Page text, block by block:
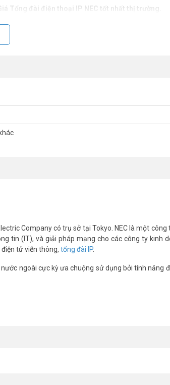
Tổng đài điện thoại IP NEC tốt nhất thị trường.
Company có trụ sở tại Tokyo. NEC là một công
tin (IT), và giải pháp mạng cho các công ty kinh
tử viễn thông, tổng đài IP.
ngoài cực kỳ ưa chuộng sử dụng bởi tính năng